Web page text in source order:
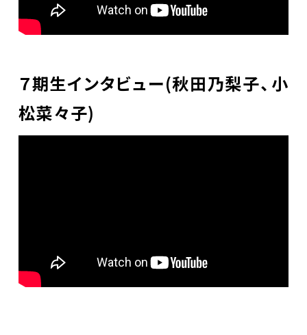
DANCE BOXとは
７期生インタビュー(秋田乃梨子、小
松菜々子)